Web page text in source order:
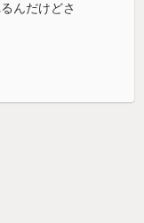
んだけどさ